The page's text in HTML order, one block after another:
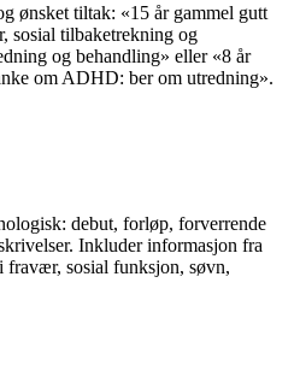
ønsket tiltak: «15 år gammel gutt
sosial tilbaketrekning og
og behandling» eller «8 år
om ADHD: ber om utredning».
debut, forløp, forverrende
Inkluder informasjon fra
fravær, sosial funksjon, søvn,